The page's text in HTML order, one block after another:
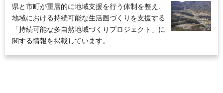
県と市町が重層的に地域支援を行う体制を整え、
地域における持続可能な生活圏づくりを支援する
「持続可能な多自然地域づくりプロジェクト」に
関する情報を掲載しています。